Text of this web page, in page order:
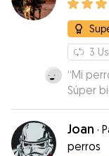
3
“Mi
Súper
Joan ·
perros